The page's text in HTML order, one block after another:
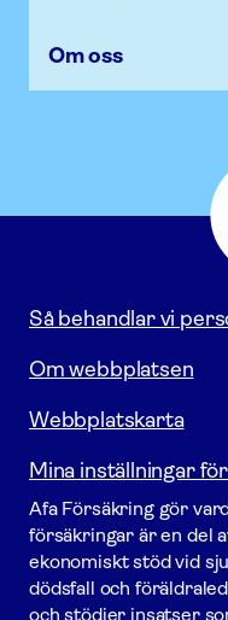
Om oss
Gå
till
Så behandlar vi
Om webbplatsen
Webbplatskarta
Mina inställningar
Afa För­säkring gör
försäk­ringar är en del
ekonomiskt stöd vid
dödsfall och
och stödjer insatser